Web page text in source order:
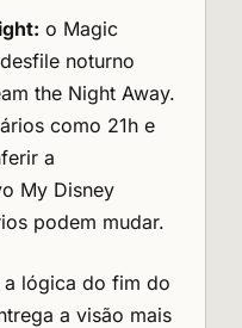
o Magic
noturno
the Night Away.
como 21h e
a
My Disney
podem mudar.
a lógica do fim do
a visão mais